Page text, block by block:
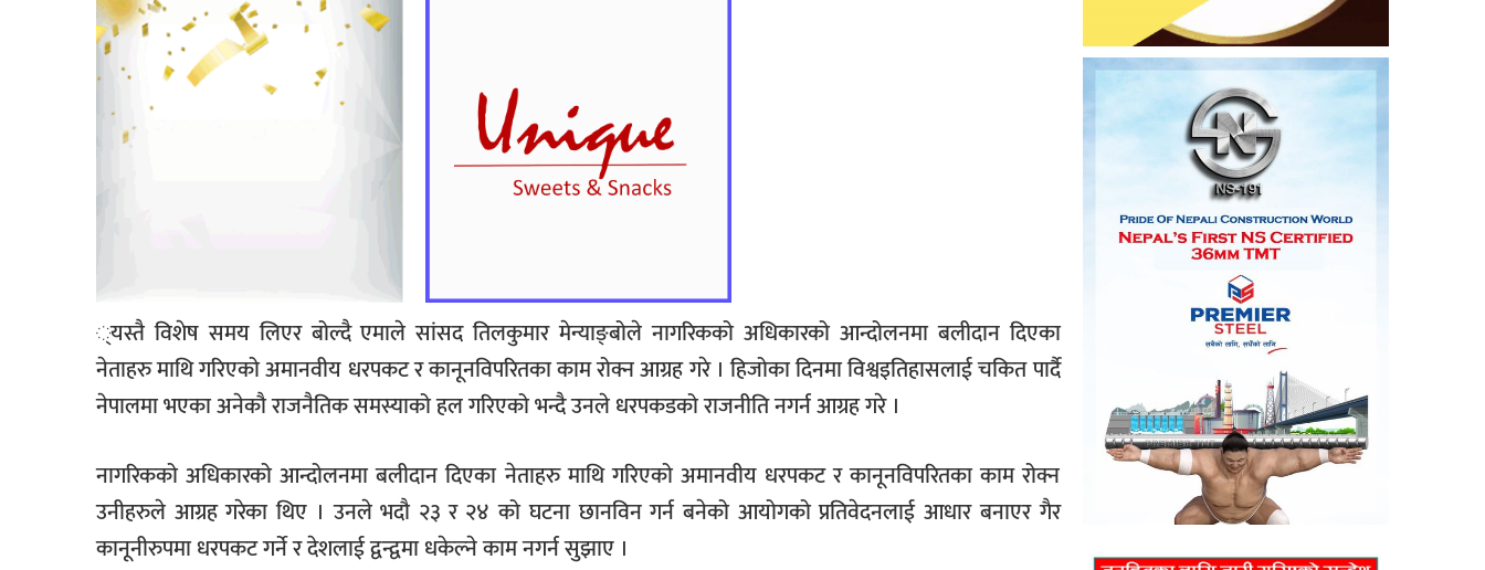
्यस्तै विशेष समय लिएर बोल्दै एमाले सांसद तिलकुमार मेन्याङ्बोले नागरिकको अधिकारको आन्दोलनमा बलीदान दिएका
नेताहरु माथि गरिएको अमानवीय धरपकट र कानूनविपरितका काम रोक्न आग्रह गरे । हिजोका दिनमा विश्वइतिहासलाई चकित पार्दै
नेपालमा भएका अनेकौ राजनैतिक समस्याको हल गरिएको भन्दै उनले धरपकडको राजनीति नगर्न आग्रह गरे ।
नागरिकको अधिकारको आन्दोलनमा बलीदान दिएका नेताहरु माथि गरिएको अमानवीय धरपकट र कानूनविपरितका काम रोक्न
उनीहरुले आग्रह गरेका थिए । उनले भदौ २३ र २४ को घटना छानविन गर्न बनेको आयोगको प्रतिवेदनलाई आधार बनाएर गैर
कानूनीरुपमा धरपकट गर्ने र देशलाई द्वन्द्वमा धकेल्ने काम नगर्न सुझाए ।